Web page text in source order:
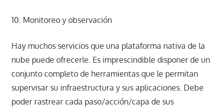
10. Monitoreo y observación
Hay muchos servicios que una plataforma nativa de la
nube puede ofrecerle. Es imprescindible disponer de un
conjunto completo de herramientas que le permitan
supervisar su infraestructura y sus aplicaciones. Debe
poder rastrear cada paso/acción/capa de sus